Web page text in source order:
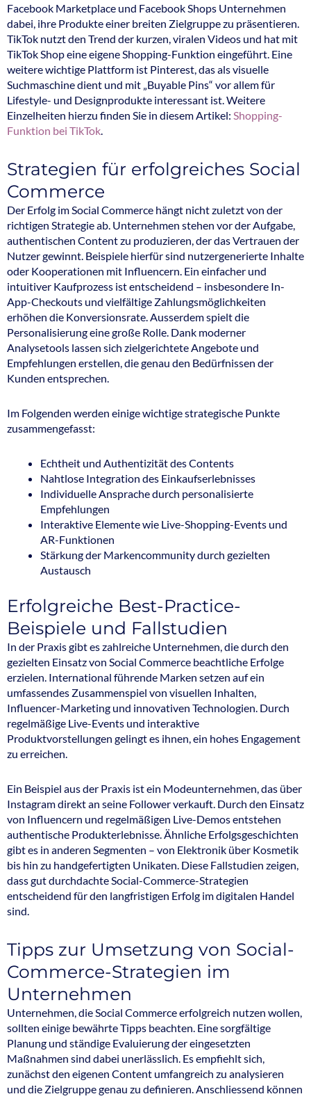
Facebook Marketplace und Facebook Shops Unternehmen
dabei, ihre Produkte einer breiten Zielgruppe zu präsentieren.
TikTok nutzt den Trend der kurzen, viralen Videos und hat mit
TikTok Shop eine eigene Shopping-Funktion eingeführt. Eine
weitere wichtige Plattform ist Pinterest, das als visuelle
Suchmaschine dient und mit „Buyable Pins“ vor allem für
Lifestyle- und Designprodukte interessant ist. Weitere
Einzelheiten hierzu finden Sie in diesem Artikel: Shopping-
Funktion bei TikTok.
Strategien für erfolgreiches Social
Commerce
Der Erfolg im Social Commerce hängt nicht zuletzt von der
richtigen Strategie ab. Unternehmen stehen vor der Aufgabe,
authentischen Content zu produzieren, der das Vertrauen der
Nutzer gewinnt. Beispiele hierfür sind nutzergenerierte Inhalte
oder Kooperationen mit Influencern. Ein einfacher und
intuitiver Kaufprozess ist entscheidend – insbesondere In-
App-Checkouts und vielfältige Zahlungsmöglichkeiten
erhöhen die Konversionsrate. Ausserdem spielt die
Personalisierung eine große Rolle. Dank moderner
Analysetools lassen sich zielgerichtete Angebote und
Empfehlungen erstellen, die genau den Bedürfnissen der
Kunden entsprechen.
Im Folgenden werden einige wichtige strategische Punkte
zusammengefasst:
Echtheit und Authentizität des Contents
Nahtlose Integration des Einkaufserlebnisses
Individuelle Ansprache durch personalisierte
Empfehlungen
Interaktive Elemente wie Live-Shopping-Events und
AR-Funktionen
Stärkung der Markencommunity durch gezielten
Austausch
Erfolgreiche Best-Practice-
Beispiele und Fallstudien
In der Praxis gibt es zahlreiche Unternehmen, die durch den
gezielten Einsatz von Social Commerce beachtliche Erfolge
erzielen. International führende Marken setzen auf ein
umfassendes Zusammenspiel von visuellen Inhalten,
Influencer-Marketing und innovativen Technologien. Durch
regelmäßige Live-Events und interaktive
Produktvorstellungen gelingt es ihnen, ein hohes Engagement
zu erreichen.
Ein Beispiel aus der Praxis ist ein Modeunternehmen, das über
Instagram direkt an seine Follower verkauft. Durch den Einsatz
von Influencern und regelmäßigen Live-Demos entstehen
authentische Produkterlebnisse. Ähnliche Erfolgsgeschichten
gibt es in anderen Segmenten – von Elektronik über Kosmetik
bis hin zu handgefertigten Unikaten. Diese Fallstudien zeigen,
dass gut durchdachte Social-Commerce-Strategien
entscheidend für den langfristigen Erfolg im digitalen Handel
sind.
Tipps zur Umsetzung von Social-
Commerce-Strategien im
Unternehmen
Unternehmen, die Social Commerce erfolgreich nutzen wollen,
sollten einige bewährte Tipps beachten. Eine sorgfältige
Planung und ständige Evaluierung der eingesetzten
Maßnahmen sind dabei unerlässlich. Es empfiehlt sich,
zunächst den eigenen Content umfangreich zu analysieren
und die Zielgruppe genau zu definieren. Anschliessend können